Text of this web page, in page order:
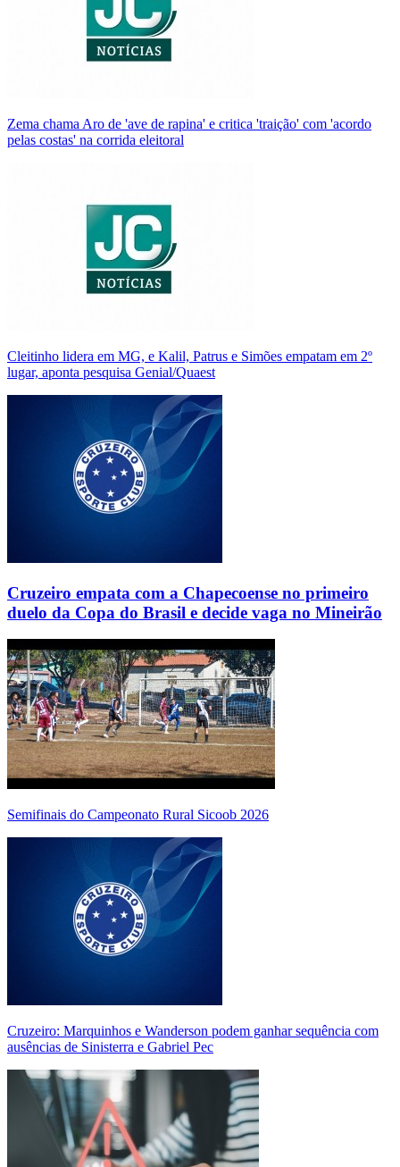
Zema chama Aro de 'ave de rapina' e critica 'traição' com 'acordo
pelas costas' na corrida eleitoral
Cleitinho lidera em MG, e Kalil, Patrus e Simões empatam em 2º
lugar, aponta pesquisa Genial/Quaest
Cruzeiro empata com a Chapecoense no primeiro
duelo da Copa do Brasil e decide vaga no Mineirão
Semifinais do Campeonato Rural Sicoob 2026
Cruzeiro: Marquinhos e Wanderson podem ganhar sequência com
ausências de Sinisterra e Gabriel Pec